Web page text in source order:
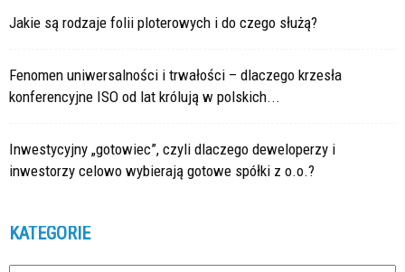
Jakie są rodzaje folii ploterowych i do czego służą?
Fenomen uniwersalności i trwałości – dlaczego krzesła
konferencyjne ISO od lat królują w polskich...
Inwestycyjny „gotowiec”, czyli dlaczego deweloperzy i
inwestorzy celowo wybierają gotowe spółki z o.o.?
KATEGORIE
Kategorie